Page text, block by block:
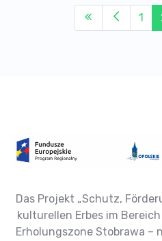
1
Das Projekt „Schutz,
kulturellen Erbes im
Erholungszone Stobrawa –